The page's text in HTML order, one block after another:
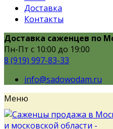
Доставка
Контакты
Доставка саженцев по
Пн-Пт с 10:00 до 19:00
8 (919) 997-83-33
info@sadowodam.ru
Меню